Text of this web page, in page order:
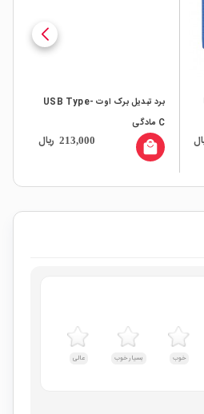
برد تبدیل برک اوت USB Type-
C مادگی
213,000 ریال local_mall
خوب بسیار خوب عالی